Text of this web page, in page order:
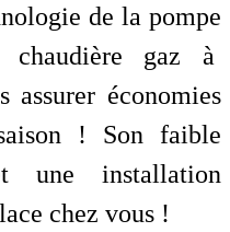
de la pompe
gaz à
assurer économies
! Son faible
une installation
chez vous !